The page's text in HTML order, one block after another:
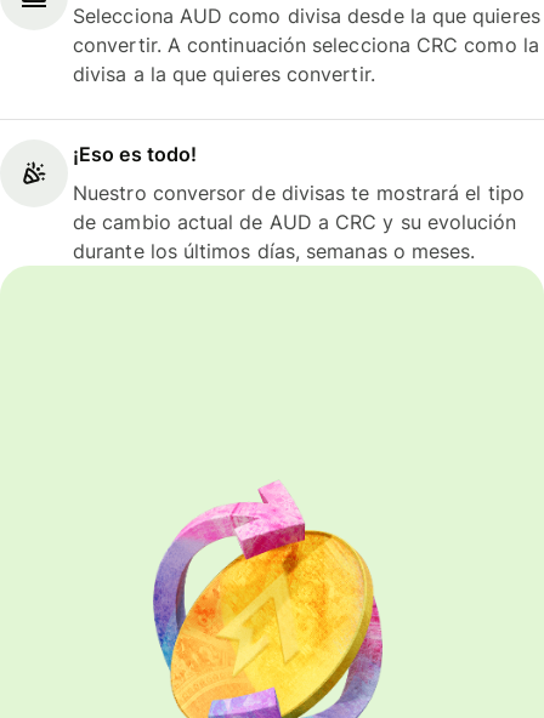
Selecciona AUD como divisa desde la que quieres
convertir. A continuación selecciona CRC como la
divisa a la que quieres convertir.
¡Eso es todo!
Nuestro conversor de divisas te mostrará el tipo
de cambio actual de AUD a CRC y su evolución
durante los últimos días, semanas o meses.